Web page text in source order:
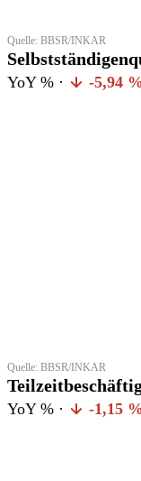
Quelle: BBSR/INKAR
YoY % · -5,94
Quelle: BBSR/INKAR
YoY % · -1,15